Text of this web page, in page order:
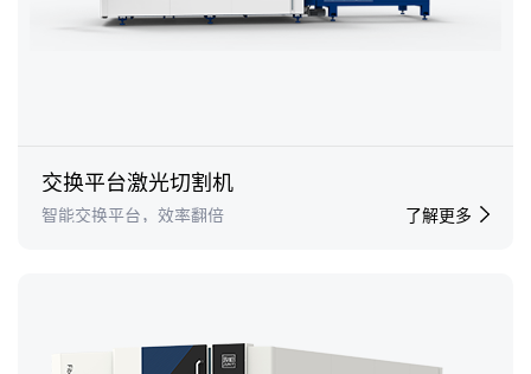
交换平台激光切割机
智能交换平台，效率翻倍 了解更多